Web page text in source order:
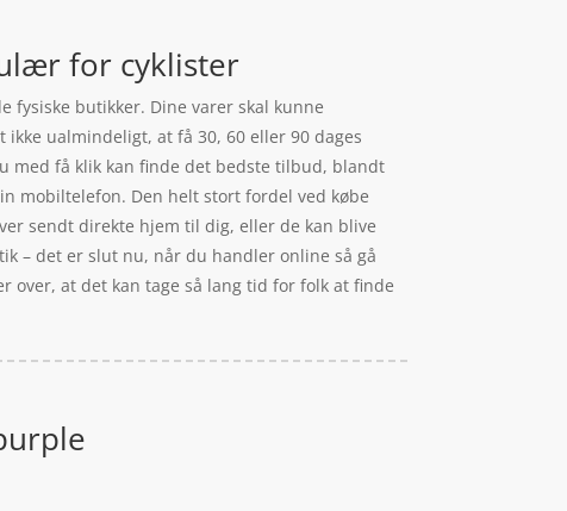
for cyklister
fysiske butikker. Dine varer skal kunne
ualmindeligt, at få 30, 60 eller 90 dages
med få klik kan finde det bedste tilbud, blandt
mobiltelefon. Den helt stort fordel ved købe
sendt direkte hjem til dig, eller de kan blive
– det er slut nu, når du handler online så gå
at det kan tage så lang tid for folk at finde